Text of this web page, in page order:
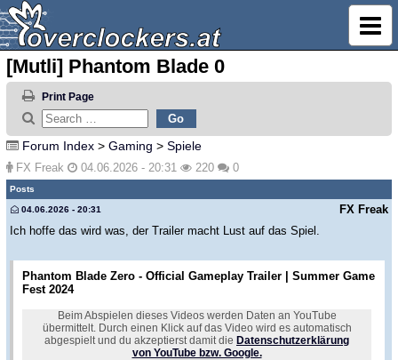
[Mutli] Phantom Blade 0
Print Page
Forum Index > Gaming > Spiele
FX Freak 04.06.2026 - 20:31 220 0
Posts
FX Freak
04.06.2026 - 20:31
Ich hoffe das wird was, der Trailer macht Lust auf das Spiel.
Phantom Blade Zero - Official Gameplay Trailer | Summer Game
Fest 2024
Beim Abspielen dieses Videos werden Daten an YouTube
übermittelt. Durch einen Klick auf das Video wird es automatisch
abgespielt und du akzeptierst damit die Datenschutzerklärung
von YouTube bzw. Google.